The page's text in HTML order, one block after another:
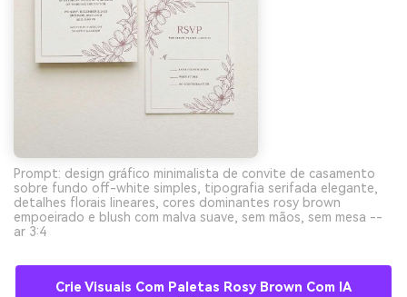
Prompt: design gráfico minimalista de convite de casamento
sobre fundo off-white simples, tipografia serifada elegante,
detalhes florais lineares, cores dominantes rosy brown
empoeirado e blush com malva suave, sem mãos, sem mesa --
ar 3:4
Crie Visuais Com Paletas Rosy Brown Com IA